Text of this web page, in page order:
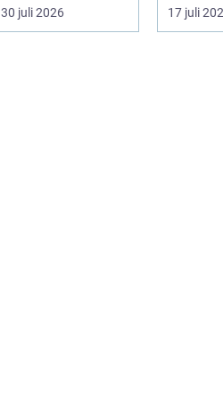
lantbruket är diesel
en förut...
30 juli 2026
en
må...
17 juli